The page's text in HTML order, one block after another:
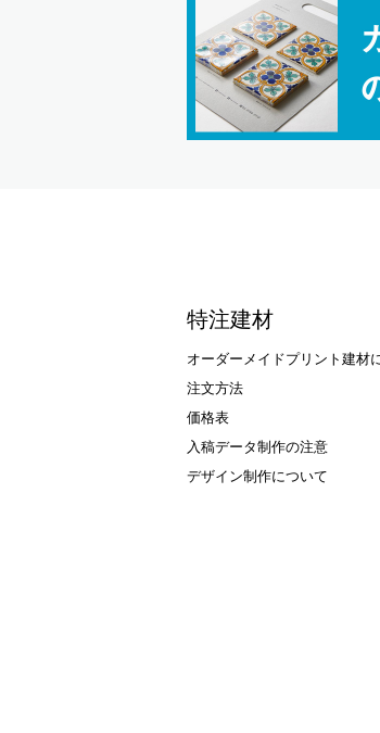
特注建材
オーダーメイドプリント建材
注文方法
価格表
入稿データ制作の注意
デザイン制作について